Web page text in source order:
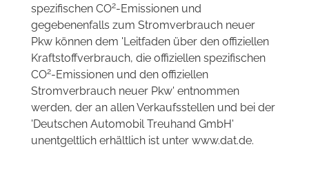
spezifischen CO2-Emissionen und
gegebenenfalls zum Stromverbrauch neuer
Pkw können dem 'Leitfaden über den offiziellen
Kraftstoffverbrauch, die offiziellen spezifischen
CO2-Emissionen und den offiziellen
Stromverbrauch neuer Pkw' entnommen
werden, der an allen Verkaufsstellen und bei der
'Deutschen Automobil Treuhand GmbH'
unentgeltlich erhältlich ist unter www.dat.de.